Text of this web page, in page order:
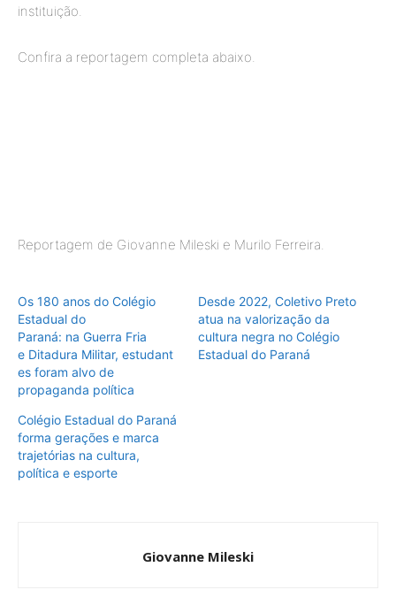
instituição.
Confira a reportagem completa abaixo.
Reportagem de Giovanne Mileski e Murilo Ferreira.
Os 180 anos do Colégio
Estadual do
Paraná: na Guerra Fria
e Ditadura Militar, estudant
es foram alvo de
propaganda política
Desde 2022, Coletivo Preto
atua na valorização da
cultura negra no Colégio
Estadual do Paraná
Colégio Estadual do Paraná
forma gerações e marca
trajetórias na cultura,
política e esporte
Giovanne Mileski